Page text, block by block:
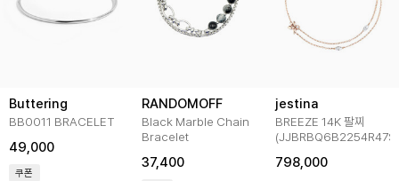
Buttering
BB0011 BRACELET
49,000
쿠폰
RANDOMOFF
Black Marble Chain
Bracelet
37,400
jestina
BREEZE 14K 팔찌
798,000